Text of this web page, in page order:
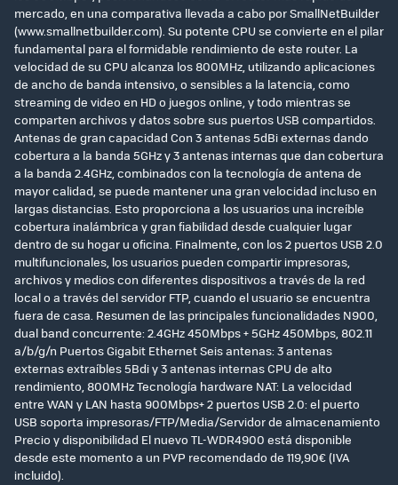
mercado, en una comparativa llevada a cabo por SmallNetBuilder
(www.smallnetbuilder.com). Su potente CPU se convierte en el pilar
fundamental para el formidable rendimiento de este router. La
velocidad de su CPU alcanza los 800MHz, utilizando aplicaciones
de ancho de banda intensivo, o sensibles a la latencia, como
streaming de video en HD o juegos online, y todo mientras se
comparten archivos y datos sobre sus puertos USB compartidos.
Antenas de gran capacidad Con 3 antenas 5dBi externas dando
cobertura a la banda 5GHz y 3 antenas internas que dan cobertura
a la banda 2.4GHz, combinados con la tecnología de antena de
mayor calidad, se puede mantener una gran velocidad incluso en
largas distancias. Esto proporciona a los usuarios una increíble
cobertura inalámbrica y gran fiabilidad desde cualquier lugar
dentro de su hogar u oficina. Finalmente, con los 2 puertos USB 2.0
multifuncionales, los usuarios pueden compartir impresoras,
archivos y medios con diferentes dispositivos a través de la red
local o a través del servidor FTP, cuando el usuario se encuentra
fuera de casa. Resumen de las principales funcionalidades N900,
dual band concurrente: 2.4GHz 450Mbps + 5GHz 450Mbps, 802.11
a/b/g/n Puertos Gigabit Ethernet Seis antenas: 3 antenas
externas extraíbles 5Bdi y 3 antenas internas CPU de alto
rendimiento, 800MHz Tecnología hardware NAT: La velocidad
entre WAN y LAN hasta 900Mbps+ 2 puertos USB 2.0: el puerto
USB soporta impresoras/FTP/Media/Servidor de almacenamiento
Precio y disponibilidad El nuevo TL-WDR4900 está disponible
desde este momento a un PVP recomendado de 119,90€ (IVA
incluido).